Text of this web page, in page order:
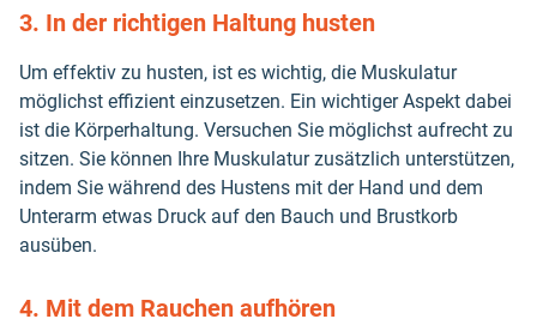
3. In der richtigen Haltung husten
Um effektiv zu husten, ist es wichtig, die Muskulatur
möglichst effizient einzusetzen. Ein wichtiger Aspekt dabei
ist die Körperhaltung. Versuchen Sie möglichst aufrecht zu
sitzen. Sie können Ihre Muskulatur zusätzlich unterstützen,
indem Sie während des Hustens mit der Hand und dem
Unterarm etwas Druck auf den Bauch und Brustkorb
ausüben.
4. Mit dem Rauchen aufhören